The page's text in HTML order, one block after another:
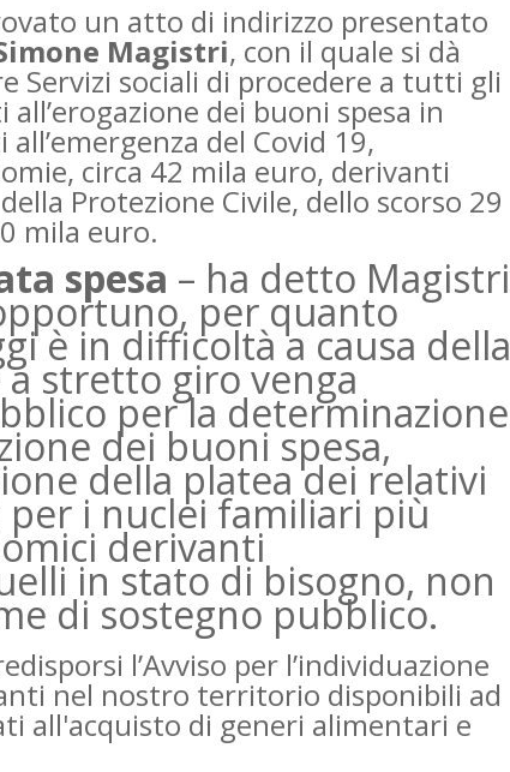
un atto di indirizzo presentato
Magistri, con il quale si dà
Servizi sociali di procedere a tutti gli
dei buoni spesa in
del Covid 19,
circa 42 mila euro, derivanti
Protezione Civile, dello scorso 29
mila euro.
spesa – ha detto Magistri
per quanto
è in difficoltà a causa della
stretto giro venga
per la determinazione
dei buoni spesa,
della platea dei relativi
i nuclei familiari più
derivanti
in stato di bisogno, non
di sostegno pubblico.
l’Avviso per l’individuazione
nel nostro territorio disponibili ad
all'acquisto di generi alimentari e